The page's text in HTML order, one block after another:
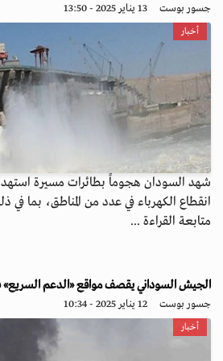
جسور بوست 13 يناير 2025 - 13:50
أخبار
شهد السودان هجوماً بطائرات مسيرة
انقطاع الكهرباء في عدد من المناطق، بما
متابعة القراءة ...
الجيش السوداني يقصف مواقع «الدعم السريع»
جسور بوست 12 يناير 2025 - 10:34
أخبار